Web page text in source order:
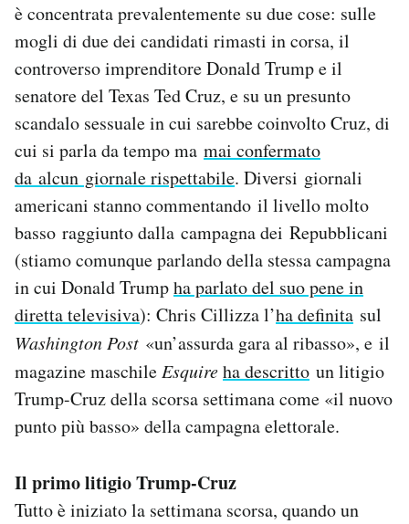
AREA PERSONALE
Area Personale
Newsletter
Notifiche mobile
Regala il Post
Hai bisogno di aiuto?
è concentrata prevalentemente su due cose: sulle
mogli di due dei candidati rimasti in corsa, il
controverso imprenditore Donald Trump e il
senatore del Texas Ted Cruz, e su un presunto
scandalo sessuale in cui sarebbe coinvolto Cruz, di
cui si parla da tempo ma mai confermato
da alcun giornale rispettabile. Diversi giornali
americani stanno commentando il livello molto
basso raggiunto dalla campagna dei Repubblicani
(stiamo comunque parlando della stessa campagna
in cui Donald Trumpha parlato del suo pene in
diretta televisiva): Chris Cillizza l’ha definita sul
Washington Post «un’assurda gara al ribasso», e il
magazine maschileEsquireha descritto un litigio
Trump-Cruz della scorsa settimana come «il nuovo
punto più basso» della campagna elettorale.
Il primo litigio Trump-Cruz
Tutto è iniziato la settimana scorsa, quando un